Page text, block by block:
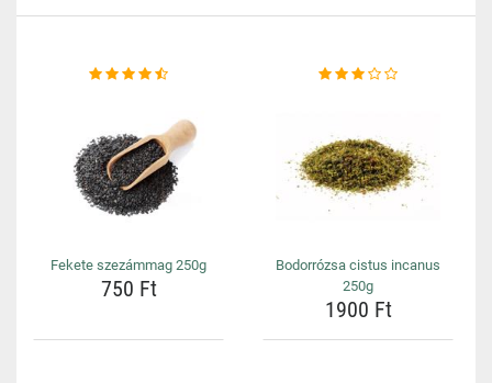
Fekete szezámmag 250g
750 Ft
Bodorrózsa cistus incanus
250g
1900 Ft